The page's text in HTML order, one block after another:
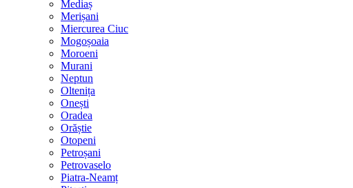
Mediaș
Merișani
Miercurea Ciuc
Mogoșoaia
Moroeni
Murani
Neptun
Oltenița
Onești
Oradea
Orăștie
Otopeni
Petroșani
Petrovaselo
Piatra-Neamț